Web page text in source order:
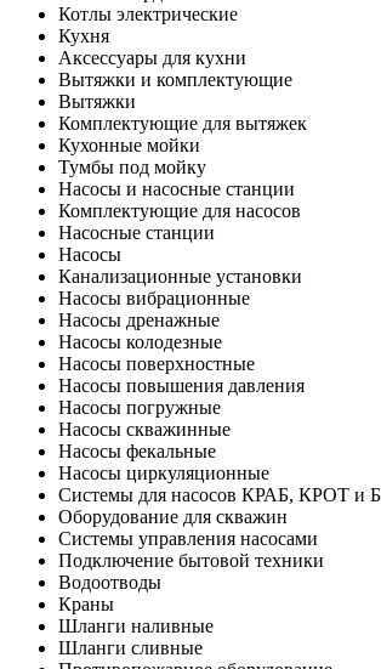
Котлы электрические
Кухня
Аксессуары для кухни
Вытяжки и комплектующие
Вытяжки
Комплектующие для вытяжек
Кухонные мойки
Тумбы под мойку
Насосы и насосные станции
Комплектующие для насосов
Насосные станции
Насосы
Канализационные установки
Насосы вибрационные
Насосы дренажные
Насосы колодезные
Насосы поверхностные
Насосы повышения давления
Насосы погружные
Насосы скважинные
Насосы фекальные
Насосы циркуляционные
Системы для насосов КРАБ, КРОТ и
Оборудование для скважин
Системы управления насосами
Подключение бытовой техники
Водоотводы
Краны
Шланги наливные
Шланги сливные